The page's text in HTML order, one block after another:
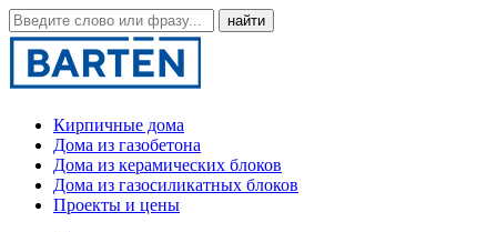
Кирпичные дома
Дома из газобетона
Дома из керамических блоков
Дома из газосиликатных блоков
Проекты и цены